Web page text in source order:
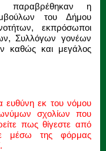
παραβρέθηκαν η
του Δήμου
εκπρόσωποι
Συλλόγων γονέων
καθώς και μεγάλος
ευθύνη εκ του νόμου
σχολίων που
πως θίγεστε από
μέσω της φόρμας